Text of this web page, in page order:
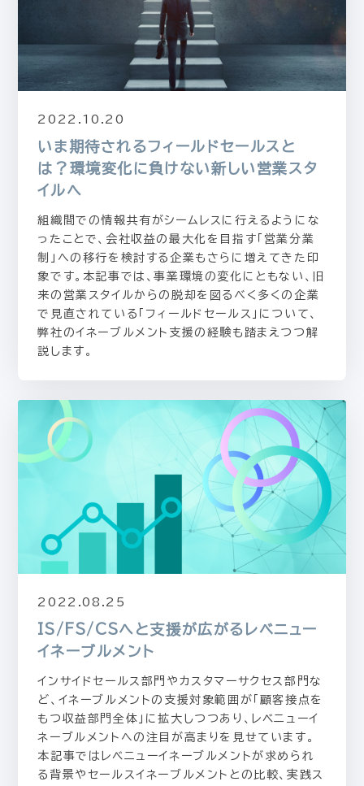
2022.10.20
いま期待されるフィールドセールスと
は？環境変化に負けない新しい営業スタ
イルへ
組織間での情報共有がシームレスに行えるようにな
ったことで、会社収益の最大化を目指す「営業分業
制」への移行を検討する企業もさらに増えてきた印
象です。本記事では、事業環境の変化にともない、旧
来の営業スタイルからの脱却を図るべく多くの企業
で見直されている「フィールドセールス」について、
弊社のイネーブルメント支援の経験も踏まえつつ解
説します。
2022.08.25
IS/FS/CSへと支援が広がるレベニュー
イネーブルメント
インサイドセールス部門やカスタマーサクセス部門な
ど、イネーブルメントの支援対象範囲が「顧客接点を
もつ収益部門全体」に拡大しつつあり、レベニューイ
ネーブルメントへの注目が高まりを見せています。
本記事ではレベニューイネーブルメントが求められ
る背景やセールスイネーブルメントとの比較、実践ス